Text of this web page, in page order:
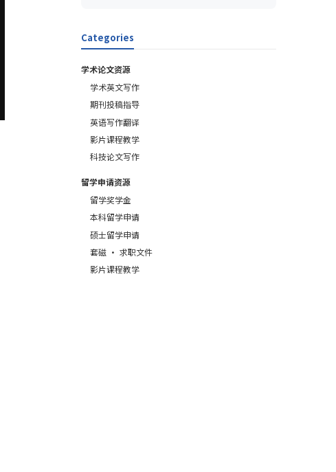
Categories
学术论文资源
学术英文写作
期刊投稿指导
英语写作翻译
影片课程教学
科技论文写作
留学申请资源
留学奖学金
本科留学申请
硕士留学申请
套磁 · 求职文件
影片课程教学